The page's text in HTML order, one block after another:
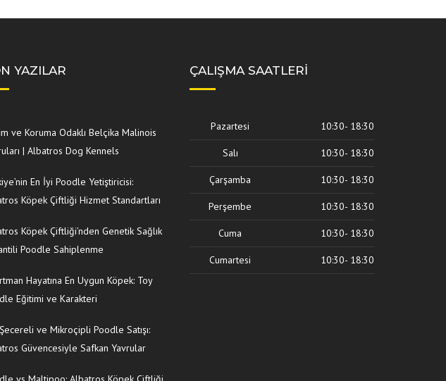
YAZILAR
ve Koruma Odaklı Belçika Malinois
| Albatros Dog Kennels
En İyi Poodle Yetiştiricisi:
Köpek Çiftliği Hizmet Standartları
Köpek Çiftliği’nden Genetik Sağlık
Poodle Sahiplenme
Hayatına En Uygun Köpek: Toy
Eğitimi ve Karakteri
ve Mikroçipli Poodle Satışı:
Güvencesiyle Safkan Yavrular
ÇALIŞMA SAATLERI
Pazartesi 10:30- 18:30
Salı 10:30- 18:30
Çarşamba 10:30- 18:30
Perşembe 10:30- 18:30
Cuma 10:30- 18:30
Cumartesi 10:30- 18:30